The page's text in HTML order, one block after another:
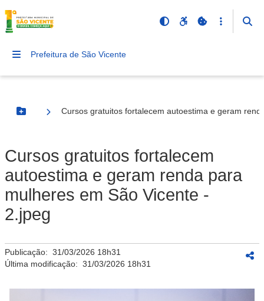
Prefeitura de São Vicente
Botão Menu
Cursos gratuitos fortalecem autoestima e geram
Cursos gratuitos fortalecem
autoestima e geram renda para
mulheres em São Vicente -
2.jpeg
Publicação: 31/03/2026 18h31
Última modificação: 31/03/2026 18h31